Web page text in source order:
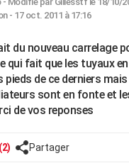
- 17 oct. 2011 à 17:16
du nouveau carrelage
qui fait que les tuyaux
pieds de ce derniers
sont en fonte et
de vos reponses
Partager